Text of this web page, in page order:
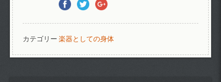
カテゴリー 楽器としての身体